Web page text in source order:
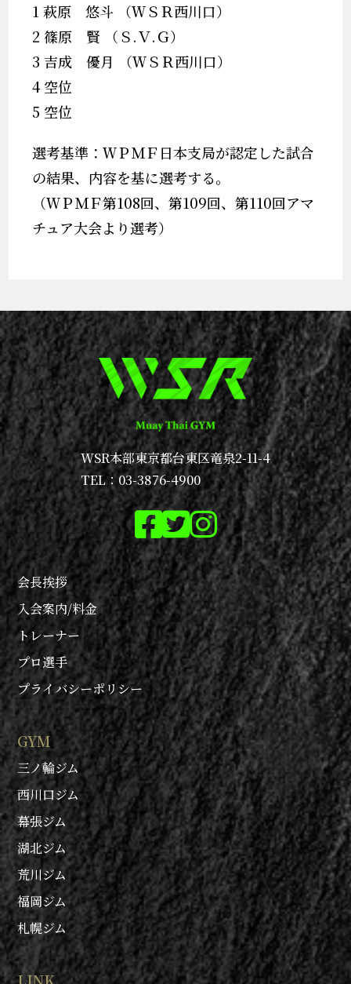
1 萩原 悠斗 （ＷＳＲ西川口）
2 篠原 賢 （Ｓ.Ｖ.Ｇ）
3 吉成 優月 （ＷＳＲ西川口）
4 空位
5 空位
選考基準：ＷＰＭＦ日本支局が認定した試合
の結果、内容を基に選考する。
（ＷＰＭＦ第108回、第109回、第110回アマ
チュア大会より選考）
WSR本部東京都台東区竜泉2-11-4
TEL：03-3876-4900
会長挨拶
入会案内/料金
トレーナー
プロ選手
プライバシーポリシー
GYM
三ノ輪ジム
西川口ジム
幕張ジム
湖北ジム
荒川ジム
福岡ジム
札幌ジム